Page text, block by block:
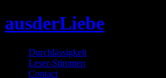
to
ausderLiebe
Durchlässigkeit
Leser-Stimmen
Contact